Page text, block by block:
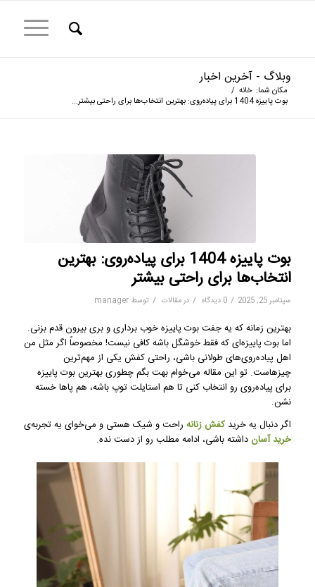
وبلاگ - آخرین اخبار
مکان شما: خانه /
بوت پاییزه 1404 برای پیاده‌روی: بهترین انتخاب‌ها برای راحتی بیشتر...
بوت پاییزه 1404 برای پیاده‌روی: بهترین
انتخاب‌ها برای راحتی بیشتر
سپتامبر 25, 2025 / 0 دیدگاه / درمقالات / توسط manager
بهترین زمانه که یه جفت بوت پاییزه خوب برداری و بری بیرون قدم بزنی.
اما بوت پاییزه‌ای که فقط خوشگل باشه کافی نیست! مخصوصاً اگر مثل من
اهل پیاده‌روی‌های طولانی باشی، راحتی کفش یکی از مهم‌ترین
چیزهاست. تو این مقاله می‌خوام بهت بگم چطوری بهترین بوت پاییزه
برای پیاده‌روی رو انتخاب کنی تا هم استایلت توپ باشه، هم پاها خسته
نشن.
اگر دنبال یه خریدکفش زنانه راحت و شیک هستی و می‌خوای یه تجربه‌ی
خرید آسانداشته باشی، ادامه مطلب رو از دست نده.